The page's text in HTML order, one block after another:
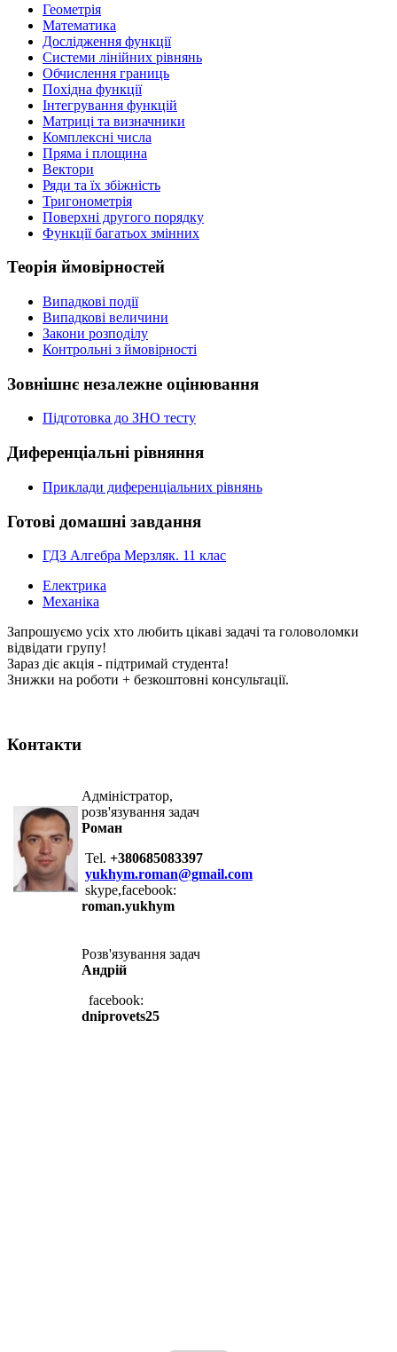
Геометрія
Математика
Дослідження функції
Системи лінійних рівнянь
Обчислення границь
Похідна функції
Інтегрування функцій
Матриці та визначники
Комплексні числа
Пряма і площина
Вектори
Ряди та їх збіжність
Тригонометрія
Поверхні другого порядку
Функції багатьох змінних
Теорія ймовірностей
Випадкові події
Випадкові величини
Закони розподілу
Контрольні з ймовірності
Зовнішнє незалежне оцінювання
Підготовка до ЗНО тесту
Диференціальні рівняння
Приклади диференціальних рівнянь
Готові домашні завдання
ГДЗ Алгебра Мерзляк. 11 клас
Електрика
Механіка
Запрошуємо усіх хто любить цікаві задачі та головоломки
відвідати групу!
Зараз діє акція - підтримай студента!
Знижки на роботи + безкоштовні консультації.
Контакти
Адміністратор,
розв'язування задач
Роман
Tel. +380685083397
yukhym.roman@gmail.com
skype,facebook:
roman.yukhym
Розв'язування задач
Андрій
facebook:
dniprovets25